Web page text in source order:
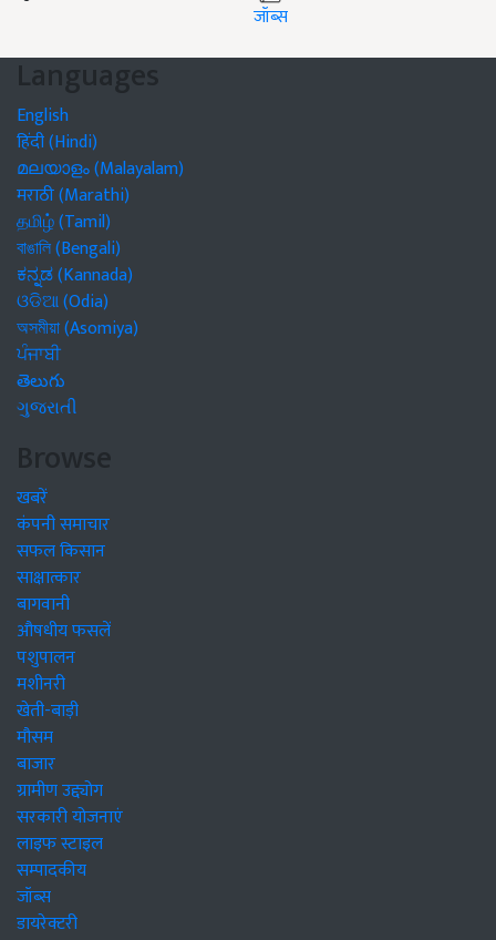
जॉब्स
Languages
English
हिंदी (Hindi)
മലയാളം (Malayalam)
मराठी (Marathi)
தமிழ் (Tamil)
বাঙালি (Bengali)
ಕನ್ನಡ (Kannada)
ଓଡିଆ (Odia)
অসমীয়া (Asomiya)
ਪੰਜਾਬੀ
తెలుగు
ગુજરાતી
Browse
खबरें
कंपनी समाचार
सफल किसान
साक्षात्कार
बागवानी
औषधीय फसलें
पशुपालन
मशीनरी
खेती-बाड़ी
मौसम
बाजार
ग्रामीण उद्द्योग
सरकारी योजनाएं
लाइफ स्टाइल
सम्पादकीय
जॉब्स
डायरेक्टरी